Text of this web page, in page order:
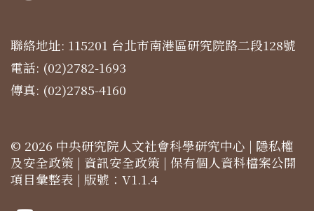
聯絡地址: 115201 台北市南港區研究院路二段128號
電話: (02)2782-1693
傳真: (02)2785-4160
© 2026 中央研究院人文社會科學研究中心 | 隱私權
及安全政策 | 資訊安全政策 | 保有個人資料檔案公開
項目彙整表 | 版號：V1.1.4